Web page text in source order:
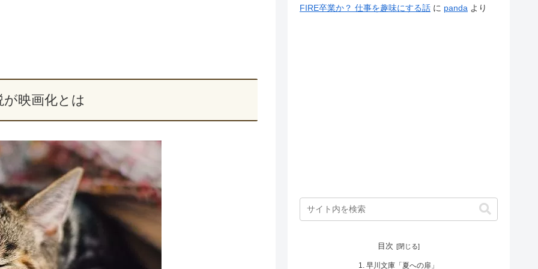
映画化とは
FIRE卒業か？ 仕事を趣味にする話 に panda より
目次
早川文庫「夏への扉」